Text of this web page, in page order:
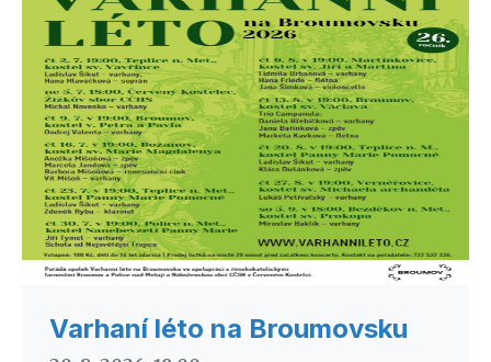
Varhaní léto na Broumovsku